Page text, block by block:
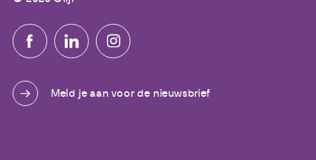
Meld je aan voor de nieuwsbrief